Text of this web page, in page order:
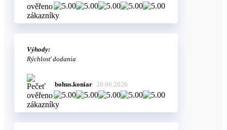
Výhody:
Rýchlosť dodania
bohus.koniar 20.06.2026